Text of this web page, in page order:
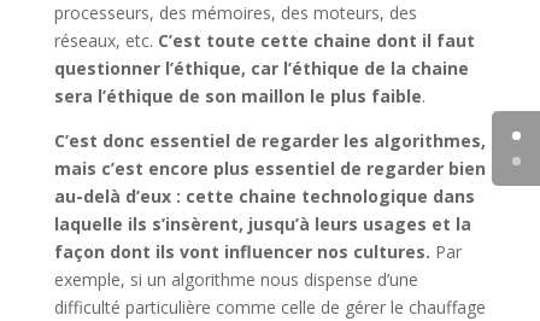
processeurs, des mémoires, des moteurs, des
réseaux, etc. C’est toute cette chaine dont il faut
questionner l’éthique, car l’éthique de la chaine
sera l’éthique de son maillon le plus faible.
C’est donc essentiel de regarder les algorithmes,
mais c’est encore plus essentiel de regarder bien
au-delà d’eux : cette chaine technologique dans
laquelle ils s’insèrent, jusqu’à leurs usages et la
façon dont ils vont influencer nos cultures. Par
exemple, si un algorithme nous dispense d’une
difficulté particulière comme celle de gérer le chauffage